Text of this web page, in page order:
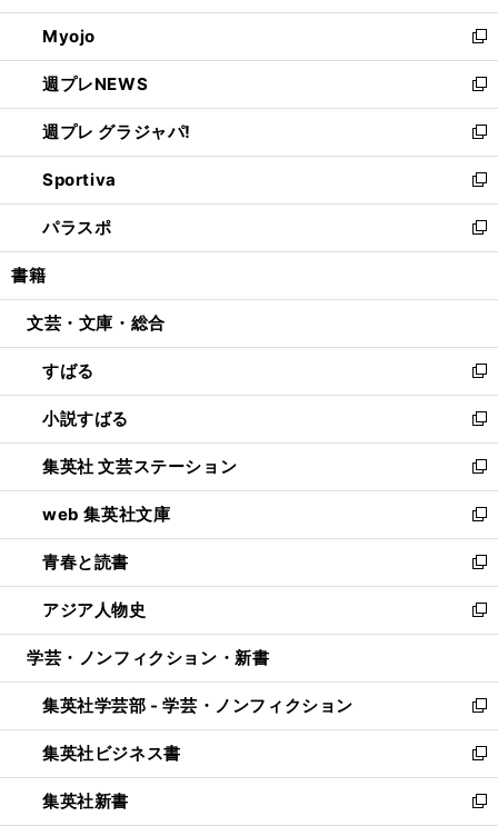
開
く
ウ
で
開
く
ン
ド
ウ
で
開
く
ウ
ィ
ン
ド
ウ
で
開
く
Myojo
新
し
い
ウ
ィ
ン
ド
ウ
で
開
週プレNEWS
新
し
い
ウ
ィ
ン
ド
ウ
開
週プレ グラジャパ!
新
し
い
ウ
ィ
ン
ウ
開
く
Sportiva
新
し
い
ウ
ン
ウ
で
開
く
パラスポ
新
し
ウ
ン
ド
ウ
で
開
く
書籍
文芸・文庫・総合
すばる
新
し
い
ウ
ィ
ン
ド
ウ
で
開
く
小説すばる
新
し
い
ウ
ィ
ン
ド
ウ
で
開
集英社 文芸ステーション
新
し
い
ウ
ィ
ン
ド
ウ
開
く
web 集英社文庫
新
し
い
ウ
ィ
ン
ウ
で
開
く
青春と読書
新
し
い
ウ
ン
ド
ウ
で
開
く
アジア人物史
新
し
ウ
ィ
ン
ド
ウ
で
学芸・ノンフィクション・新書
集英社学芸部 - 学芸・ノンフィクション
新
し
い
ウ
ィ
集英社ビジネス書
新
し
い
集英社新書
新